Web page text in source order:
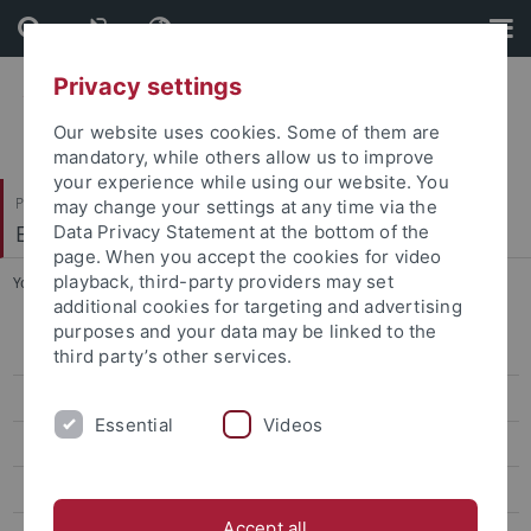
Skip
to
content
Skip
to
footer
Philosophische Fakultät
Ethnologie
You are here: Startseite ... Südasien
INCOMING - International students
Mobilitätssemester
Privacy settings
Our website uses cookies. Some of them are
mandatory, while others allow us to improve
your experience while using our website. You
may change your settings at any time via the
Data Privacy Statement at the bottom of the
page. When you accept the cookies for video
playback, third-party providers may set
additional cookies for targeting and advertising
purposes and your data may be linked to the
third party’s other services.
Essential Videos